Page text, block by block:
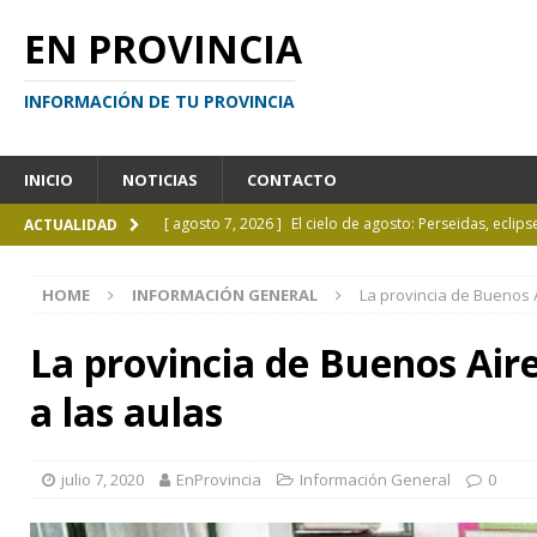
EN PROVINCIA
INFORMACIÓN DE TU PROVINCIA
INICIO NOTICIAS CONTACTO
ACTUALIDAD [ agosto 7, 2026 ] El cielo de agosto: Perseidas,
[ agosto 6, 2026 ] Calendario de eventos turísticos
[ agosto 6, 2026 ]
La UCALP incorpora la
HOME INFORMACIÓN GENERAL La provincia de
La provincia de Buenos
a las aulas
julio 7, 2020 EnProvincia Información General 0